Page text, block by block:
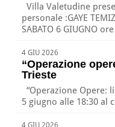
Villa Valetudine
personale :GAYE
SABATO 6 GIUGNO
4 GIU 2026
“Operazione
Trieste
“Operazione Opere:
5 giugno alle 18:30 al
4 GIU 2026